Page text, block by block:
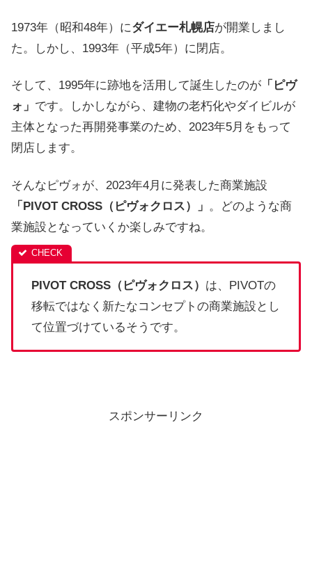
1973年（昭和48年）にダイエー札幌店が開業しまし
た。しかし、1993年（平成5年）に閉店。
そして、1995年に跡地を活用して誕生したのが 「ピヴ
ォ」 です。しかしながら、建物の老朽化やダイビルが
主体となった再開発事業のため、2023年5月をもって
閉店します。
そんなピヴォが、2023年4月に発表した商業施設
「PIVOT CROSS（ピヴォクロス）」 。どのような商
業施設となっていくか楽しみですね。
PIVOT CROSS（ピヴォクロス） は、PIVOTの
移転ではなく新たなコンセプトの商業施設とし
て位置づけているそうです。
スポンサーリンク